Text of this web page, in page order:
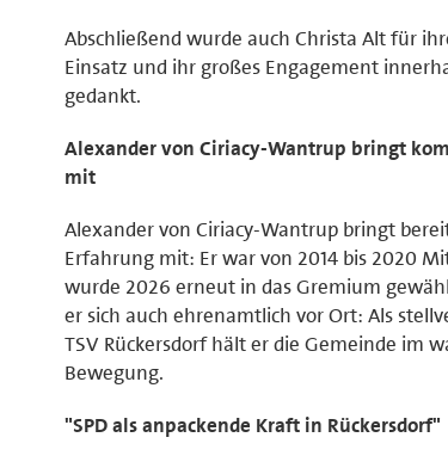
Abschließend wurde auch Christa Alt für
Einsatz und ihr großes Engagement
gedankt.
Alexander von Ciriacy-Wantrup bringt
mit
Alexander von Ciriacy-Wantrup bringt
Erfahrung mit: Er war von 2014 bis 2020
wurde 2026 erneut in das Gremium
er sich auch ehrenamtlich vor Ort: Als
TSV Rückersdorf hält er die Gemeinde im
Bewegung.
"SPD als anpackende Kraft in Rückersdorf"